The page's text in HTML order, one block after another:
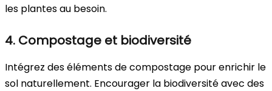
les plantes au besoin.
4. Compostage et biodiversité
Intégrez des éléments de compostage pour enrichir le
sol naturellement. Encourager la biodiversité avec des